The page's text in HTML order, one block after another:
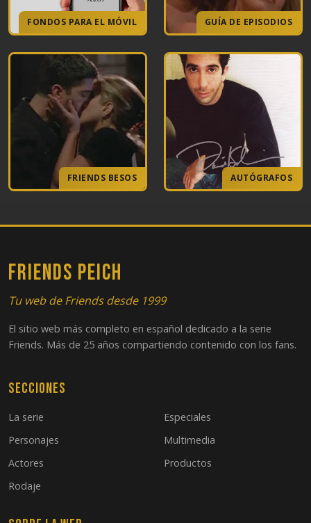
FONDOS PARA EL MÓVIL GUÍA DE EPISODIOS
FRIENDS BESOS AUTÓGRAFOS
FRIENDS PEICH
Tu web de Friends desde 1999
El sitio web más completo en español dedicado a la serie
Friends. Más de 25 años compartiendo contenido con los fans.
Secciones
La serie
Personajes
Actores
Rodaje
Especiales
Multimedia
Productos